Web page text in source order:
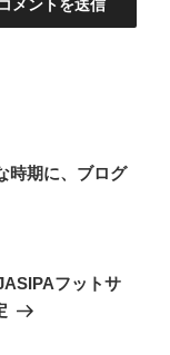
時期に、ブログ
フットサ